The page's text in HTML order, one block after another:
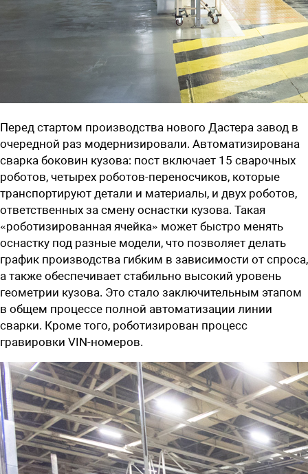
Перед стартом производства нового Дастера завод в
очередной раз модернизировали. Автоматизирована
сварка боковин кузова: пост включает 15 сварочных
роботов, четырех роботов-переносчиков, которые
транспортируют детали и материалы, и двух роботов,
ответственных за смену оснастки кузова. Такая
«роботизированная ячейка» может быстро менять
оснастку под разные модели, что позволяет делать
график производства гибким в зависимости от спроса,
а также обеспечивает стабильно высокий уровень
геометрии кузова. Это стало заключительным этапом
в общем процессе полной автоматизации линии
сварки. Кроме того, роботизирован процесс
гравировки VIN-номеров.